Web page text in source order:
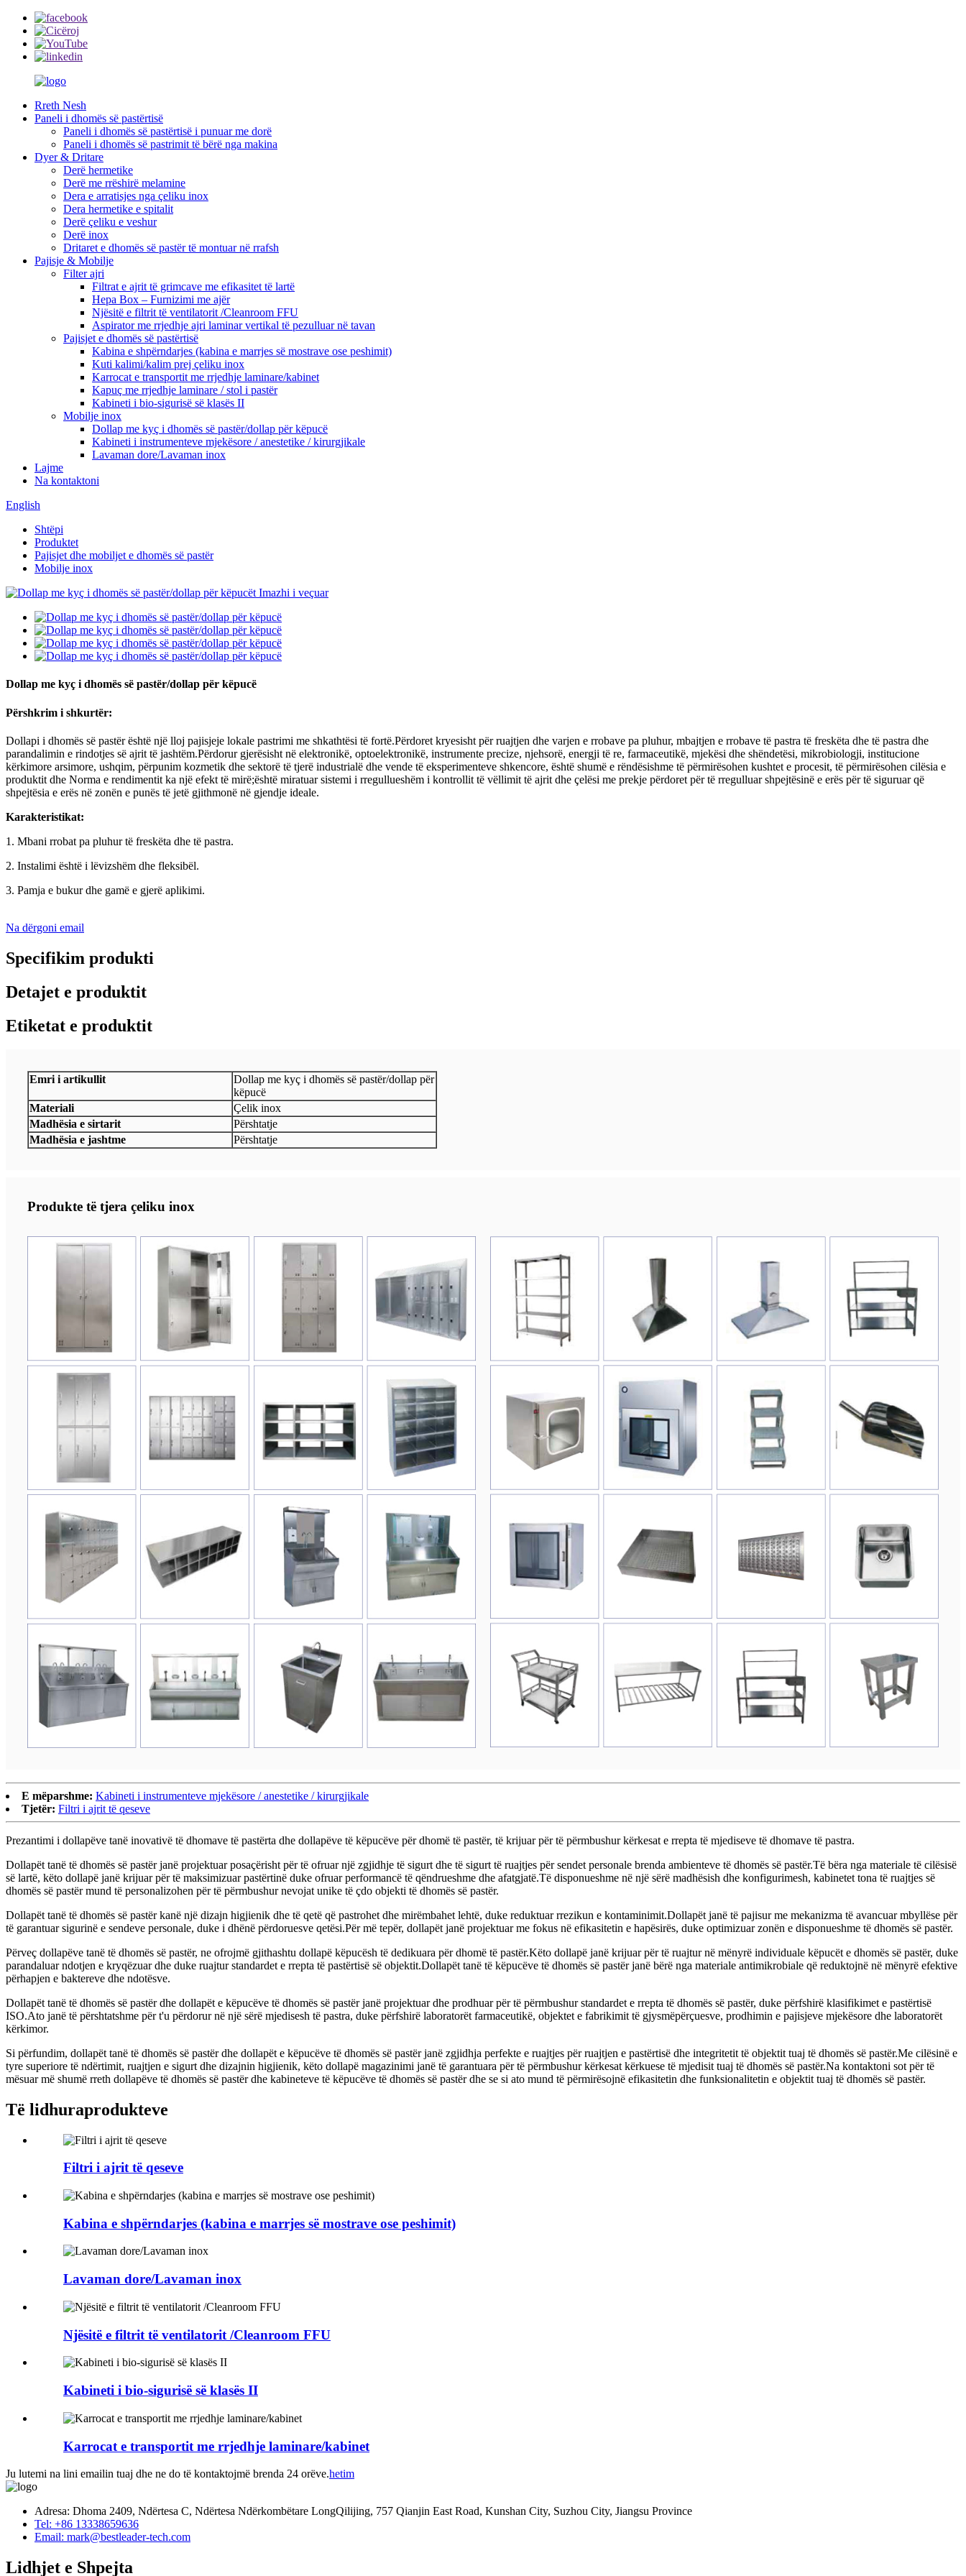
Rreth Nesh
Paneli i dhomës së pastërtisë
Paneli i dhomës së pastërtisë i punuar me dorë
Paneli i dhomës së pastrimit të bërë nga makina
Dyer & Dritare
Derë hermetike
Derë me rrëshirë melamine
Dera e arratisjes nga çeliku inox
Dera hermetike e spitalit
Derë çeliku e veshur
Derë inox
Dritaret e dhomës së pastër të montuar në rrafsh
Pajisje & Mobilje
Filter ajri
Filtrat e ajrit të grimcave me efikasitet të lartë
Hepa Box – Furnizimi me ajër
Njësitë e filtrit të ventilatorit /Cleanroom FFU
Aspirator me rrjedhje ajri laminar vertikal të pezulluar në tavan
Pajisjet e dhomës së pastërtisë
Kabina e shpërndarjes (kabina e marrjes së mostrave ose peshimit)
Kuti kalimi/kalim prej çeliku inox
Karrocat e transportit me rrjedhje laminare/kabinet
Kapuç me rrjedhje laminare / stol i pastër
Kabineti i bio-sigurisë së klasës II
Mobilje inox
Dollap me kyç i dhomës së pastër/dollap për këpucë
Kabineti i instrumenteve mjekësore / anestetike / kirurgjikale
Lavaman dore/Lavaman inox
Lajme
Na kontaktoni
English
Shtëpi
Produktet
Pajisjet dhe mobiljet e dhomës së pastër
Mobilje inox
Dollap me kyç i dhomës së pastër/dollap për këpucë
Përshkrim i shkurtër:
Dollapi i dhomës së pastër është një lloj pajisjeje lokale pastrimi me shkathtësi të fortë.Përdoret kryesisht për ruajtjen dhe varjen e rrobave pa pluhur, mbajtjen e rrobave të pastra të freskëta dhe të pastra dhe
parandalimin e rindotjes së ajrit të jashtëm.Përdorur gjerësisht në elektronikë, optoelektronikë, instrumente precize, njehsorë, energji të re, farmaceutikë, mjekësi dhe shëndetësi, mikrobiologji, institucione
kërkimore arsimore, ushqim, përpunim kozmetik dhe sektorë të tjerë industrialë dhe vende të eksperimenteve shkencore, është shumë e rëndësishme të përmirësohen kushtet e procesit, të përmirësohen cilësia e
produktit dhe Norma e rendimentit ka një efekt të mirë;është miratuar sistemi i rregullueshëm i kontrollit të vëllimit të ajrit dhe çelësi me prekje përdoret për të rregulluar shpejtësinë e erës për të siguruar që
shpejtësia e erës në zonën e punës të jetë gjithmonë në gjendje ideale.
Karakteristikat:
1. Mbani rrobat pa pluhur të freskëta dhe të pastra.
2. Instalimi është i lëvizshëm dhe fleksibël.
3. Pamja e bukur dhe gamë e gjerë aplikimi.
Na dërgoni email
Specifikim produkti
Detajet e produktit
Etiketat e produktit
Emri i artikullit
Dollap me kyç i dhomës së pastër/dollap për
këpucë
Materiali
Çelik inox
Madhësia e sirtarit
Përshtatje
Madhësia e jashtme
Përshtatje
Produkte të tjera çeliku inox
E mëparshme: Kabineti i instrumenteve mjekësore / anestetike / kirurgjikale
Tjetër: Filtri i ajrit të qeseve
Prezantimi i dollapëve tanë inovativë të dhomave të pastërta dhe dollapëve të këpucëve për dhomë të pastër, të krijuar për të përmbushur kërkesat e rrepta të mjediseve të dhomave të pastra.
Dollapët tanë të dhomës së pastër janë projektuar posaçërisht për të ofruar një zgjidhje të sigurt dhe të sigurt të ruajtjes për sendet personale brenda ambienteve të dhomës së pastër.Të bëra nga materiale të cilësisë
së lartë, këto dollapë janë krijuar për të maksimizuar pastërtinë duke ofruar performancë të qëndrueshme dhe afatgjatë.Të disponueshme në një sërë madhësish dhe konfigurimesh, kabinetet tona të ruajtjes së
dhomës së pastër mund të personalizohen për të përmbushur nevojat unike të çdo objekti të dhomës së pastër.
Dollapët tanë të dhomës së pastër kanë një dizajn higjienik dhe të qetë që pastrohet dhe mirëmbahet lehtë, duke reduktuar rrezikun e kontaminimit.Dollapët janë të pajisur me mekanizma të avancuar mbyllëse për
të garantuar sigurinë e sendeve personale, duke i dhënë përdoruesve qetësi.Për më tepër, dollapët janë projektuar me fokus në efikasitetin e hapësirës, ​​duke optimizuar zonën e disponueshme të dhomës së pastër.
Përveç dollapëve tanë të dhomës së pastër, ne ofrojmë gjithashtu dollapë këpucësh të dedikuara për dhomë të pastër.Këto dollapë janë krijuar për të ruajtur në mënyrë individuale këpucët e dhomës së pastër, duke
parandaluar ndotjen e kryqëzuar dhe duke ruajtur standardet e rrepta të pastërtisë së objektit.Dollapët tanë të këpucëve të dhomës së pastër janë bërë nga materiale antimikrobiale që reduktojnë në mënyrë efektive
përhapjen e baktereve dhe ndotësve.
Dollapët tanë të dhomës së pastër dhe dollapët e këpucëve të dhomës së pastër janë projektuar dhe prodhuar për të përmbushur standardet e rrepta të dhomës së pastër, duke përfshirë klasifikimet e pastërtisë
ISO.Ato janë të përshtatshme për t'u përdorur në një sërë mjedisesh të pastra, duke përfshirë laboratorët farmaceutikë, objektet e fabrikimit të gjysmëpërçuesve, prodhimin e pajisjeve mjekësore dhe laboratorët
kërkimor.
Si përfundim, dollapët tanë të dhomës së pastër dhe dollapët e këpucëve të dhomës së pastër janë zgjidhja perfekte e ruajtjes për ruajtjen e pastërtisë dhe integritetit të objektit tuaj të dhomës së pastër.Me cilësinë e
tyre superiore të ndërtimit, ruajtjen e sigurt dhe dizajnin higjienik, këto dollapë magazinimi janë të garantuara për të përmbushur kërkesat kërkuese të mjedisit tuaj të dhomës së pastër.Na kontaktoni sot për të
mësuar më shumë rreth dollapëve të dhomës së pastër dhe kabineteve të këpucëve të dhomës së pastër dhe se si ato mund të përmirësojnë efikasitetin dhe funksionalitetin e objektit tuaj të dhomës së pastër.
Të lidhuraprodukteve
Filtri i ajrit të qeseve
Kabina e shpërndarjes (kabina e marrjes së mostrave ose peshimit)
Lavaman dore/Lavaman inox
Njësitë e filtrit të ventilatorit /Cleanroom FFU
Kabineti i bio-sigurisë së klasës II
Karrocat e transportit me rrjedhje laminare/kabinet
Ju lutemi na lini emailin tuaj dhe ne do të kontaktojmë brenda 24 orëve.hetim
Adresa: Dhoma 2409, Ndërtesa C, Ndërtesa Ndërkombëtare LongQilijing, 757 Qianjin East Road, Kunshan City, Suzhou City, Jiangsu Province
Tel: +86 13338659636
Email: mark@bestleader-tech.com
Lidhjet e Shpejta